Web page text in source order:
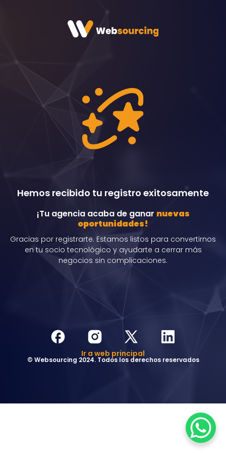
Hemos recibido tu registro exitosamente
¡Tu agencia acaba de ganar nuevas
oportunidades!
Gracias por registrarte. Estamos listos para convertirnos
en tu socio tecnológico y ayudarte a cerrar más
negocios sin complicaciones.
Ir a web principal
© Websourcing 2024. Todos los derechos reservados